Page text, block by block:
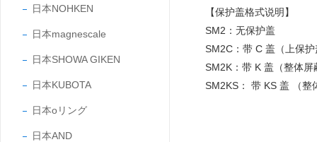
日本NOHKEN
日本magnescale
日本SHOWA GIKEN
日本KUBOTA
日本oリング
日本AND
【保护盖格式说明】
SM2：无保护盖
SM2C：带 C 盖（上保护
SM2K：带 K 盖（整体屏
SM2KS： 带 KS 盖 （整